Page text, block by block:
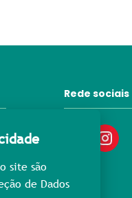
Rede sociais
site são
de Dados